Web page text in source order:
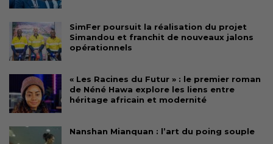
SimFer poursuit la réalisation du projet
Simandou et franchit de nouveaux jalons
opérationnels
« Les Racines du Futur » : le premier roman
de Néné Hawa explore les liens entre
héritage africain et modernité
Nanshan Mianquan : l’art du poing souple